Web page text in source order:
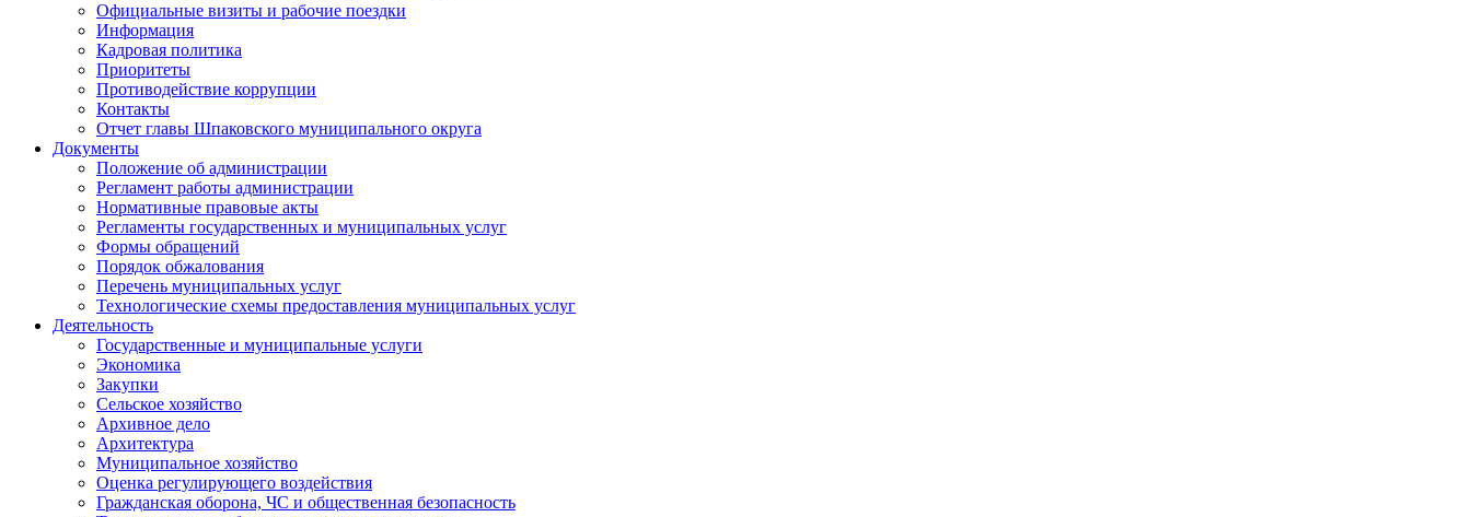
Официальные визиты и рабочие поездки
Информация
Кадровая политика
Приоритеты
Противодействие коррупции
Контакты
Отчет главы Шпаковского муниципального округа
Документы
Положение об администрации
Регламент работы администрации
Нормативные правовые акты
Регламенты государственных и муниципальных услуг
Формы обращений
Порядок обжалования
Перечень муниципальных услуг
Технологические схемы предоставления муниципальных услуг
Деятельность
Государственные и муниципальные услуги
Экономика
Закупки
Сельское хозяйство
Архивное дело
Архитектура
Муниципальное хозяйство
Оценка регулирующего воздействия
Гражданская оборона, ЧС и общественная безопасность